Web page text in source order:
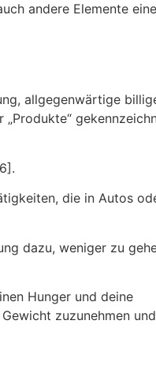
andere Elemente
allgegenwärtige
die in Autos
dazu, weniger zu
Hunger und deine
zuzunehmen